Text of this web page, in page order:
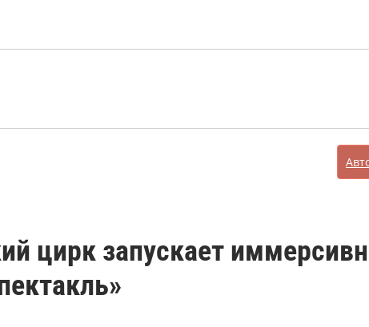
цирк запускает